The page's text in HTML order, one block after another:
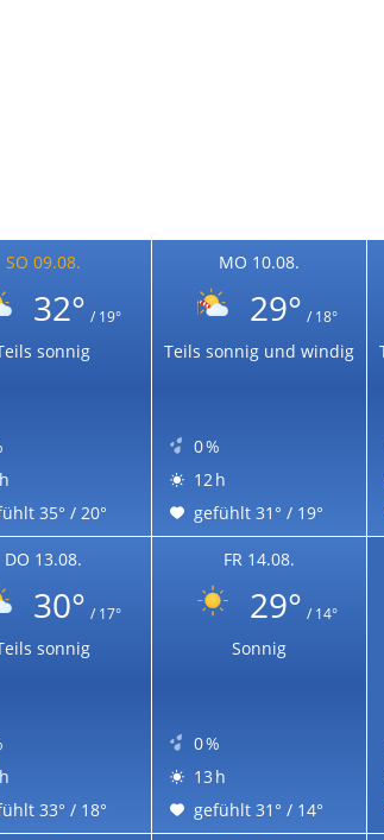
SO 09.08.
32° / 19°
sonnig
35° / 20°
MO 10.08.
29° / 18°
Teils sonnig und windig
0 %
12 h
gefühlt 31° / 19°
DO 13.08.
30° / 17°
sonnig
33° / 18°
FR 14.08.
29° / 14°
Sonnig
0 %
13 h
gefühlt 31° / 14°
Zur